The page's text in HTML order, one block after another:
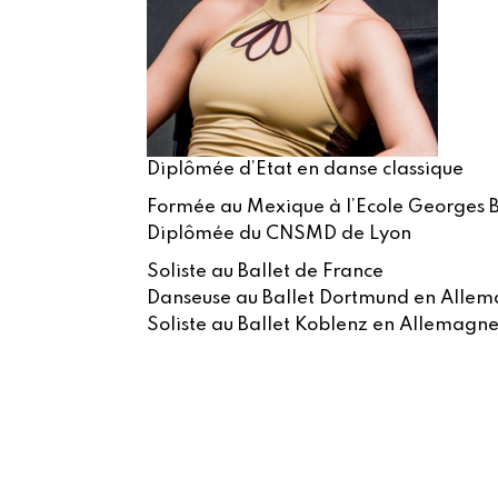
Diplômée d’Etat en danse classique
Formée au Mexique à l’Ecole Georges
Diplômée du CNSMD de Lyon
Soliste au Ballet de France
Danseuse au Ballet Dortmund en
Soliste au Ballet Koblenz en Allemagne